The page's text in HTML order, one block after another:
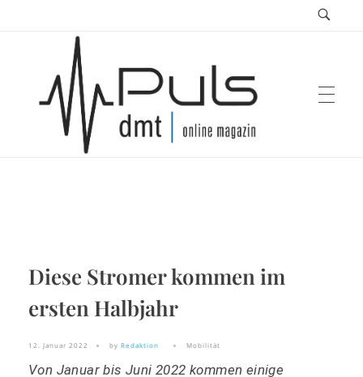
Diese Stromer kommen im
ersten Halbjahr
12. Januar 2022 by Redaktion Mobilität
Von Januar bis Juni 2022 kommen einige